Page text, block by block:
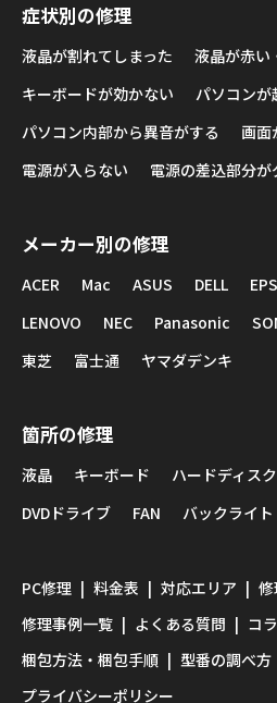
症状別の修理
液晶が割れてしまった
液晶が赤い
キーボードが効かない
パソコンが
パソコン内部から異音がする
画面
電源が入らない
電源の差込部分が
メーカー別の修理
ACER Mac ASUS DELL
LENOVO
NEC Panasonic
東芝
富士通 ヤマダデンキ
箇所の修理
液晶 キーボード ハードディスク
DVDドライブ
FAN バックライト
PC修理 料金表 対応エリア
修理事例一覧
よくある質問 コ
梱包方法・梱包手順
型番の調べ方
プライバシーポリシー